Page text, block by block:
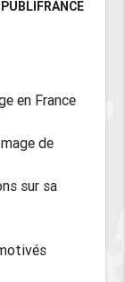
en France
de
sur sa